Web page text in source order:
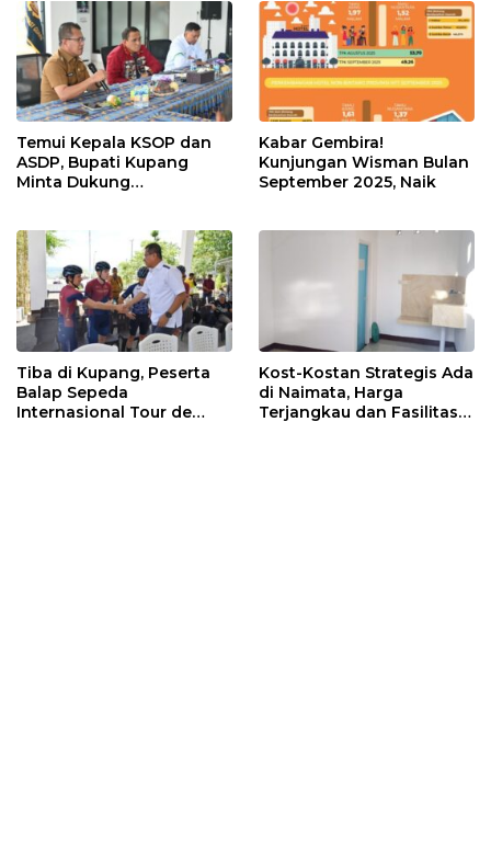
Temui Kepala KSOP dan
ASDP, Bupati Kupang
Minta Dukung
Keduanya
Kabar Gembira!
Kunjungan Wisman Bulan
September 2025, Naik
Tiba di Kupang, Peserta
Balap Sepeda
Internasional Tour de
Kost-Kostan Strategis Ada
di Naimata, Harga
Terjangkau dan Fasilitas